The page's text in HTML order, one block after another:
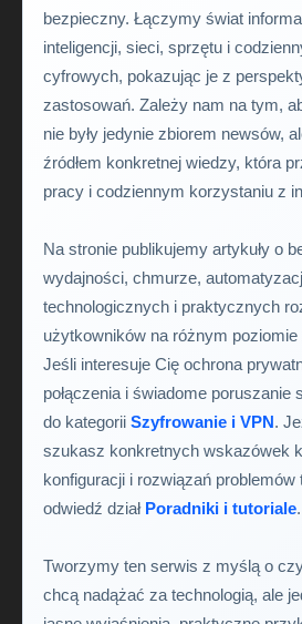
bezpieczny. Łączymy świat
inteligencji, sieci, sprzętu i
cyfrowych, pokazując je z
zastosowań. Zależy nam na tym,
nie były jedynie zbiorem newsów,
źródłem konkretnej wiedzy, która
pracy i codziennym korzystaniu z
Na stronie publikujemy artykuły o
wydajności, chmurze,
technologicznych i praktycznych
użytkowników na różnym poziomie
Jeśli interesuje Cię ochrona
połączenia i świadome poruszanie
do kategorii Szyfrowanie i VPN.
szukasz konkretnych wskazówek
konfiguracji i rozwiązań problemów
odwiedź dział Poradniki i tutoriale.
Tworzymy ten serwis z myślą o
chcą nadążać za technologią, ale